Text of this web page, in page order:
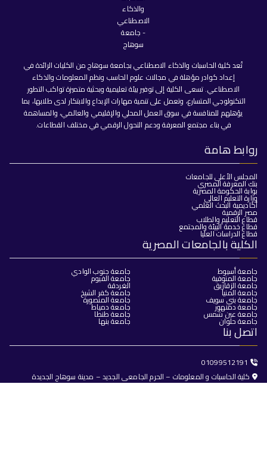
تُعد كلية الحاسبات والذكاء الاصطناعي بجامعة سوهاج من الكليات الرائدة في
إعداد كوادر مؤهلة في مجالات علوم الحاسب ونظم المعلومات والذكاء
الاصطناعي. تسعى الكلية إلى توفير بيئة تعليمية وبحثية متميزة تواكب التطور
التكنولوجي المتسارع، وتعمل على تنمية مهارات الإبداع والابتكار لدى طلابها، بما
يؤهلهم للمنافسة في سوق العمل المحلي والإقليمي والعالمي، والمساهمة
في بناء مجتمع المعرفة ودعم التحول الرقمي في مختلف القطاعات.
روابط هامة
المجلس الأعلى للجامعات
بنك المعرفة المصري
بوابة الحكومة المصرية
وزارة التعليم العالي
أكاديمية البحث العلمي
مصر الرقمية
قطاع التعليم والطلاب
قطاع خدمة البيئة والمجتمع
قطاع الدراسات العليا
الكلية بالجامعات المصرية
جامعة أسيوط
جامعة المنوفية
جامعة الزقازيق
جامعة المنيا
جامعة بني سويف
جامعة دمنهور
جامعة عين شمس
جامعة حلوان
جامعة جنوب الوادي
جامعة الفيوم
الغردقة
جامعة كفر الشيخ
جامعة المنصورة
جامعة دمياط
جامعة طنطا
جامعة بنها
اتصل بنا
01099512191
كلية الحاسبات و المعلومات – الحرم الجامعى الجديد – مدينة سوهاج الجديدة